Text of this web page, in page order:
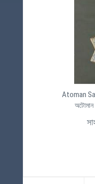
Atoman
অটোমান